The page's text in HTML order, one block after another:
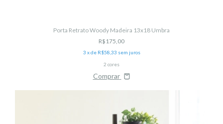
Porta Retrato Woody Madeira 13x18 Umbra
R$175,00
3 x de R$58,33 sem juros
2 cores
Comprar